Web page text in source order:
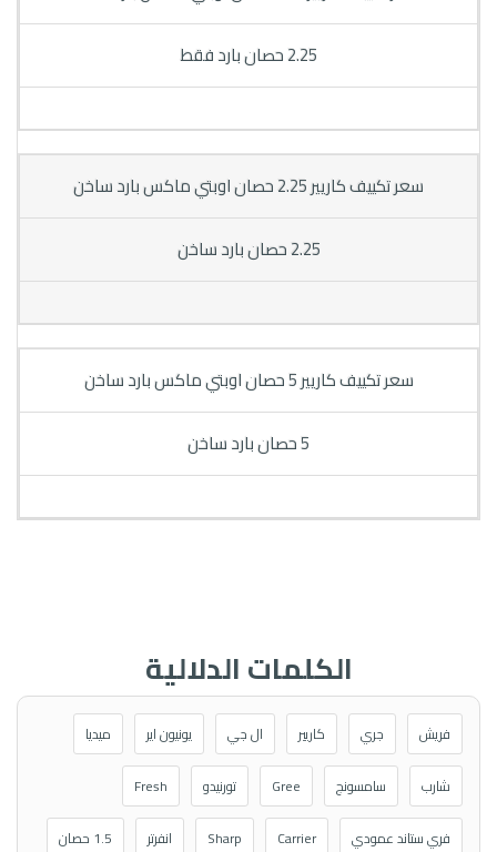
2.25 حصان بارد فقط
سعر تكييف كاريير 2.25 حصان اوبتي ماكس بارد ساخن
2.25 حصان بارد ساخن
سعر تكييف كاريير 5 حصان اوبتي ماكس بارد ساخن
5 حصان بارد ساخن
الكلمات الدلالية
فريش جري كاريير ال جي يونيون اير ميديا
شارب سامسونج Gree تورنيدو Fresh
فري ستاند عمودي Carrier
Sharp انفرتر 1.5 حصان